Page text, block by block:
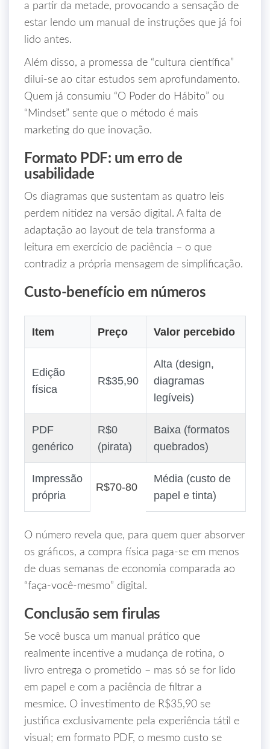
a partir da metade, provocando a sensação de
estar lendo um manual de instruções que já foi
lido antes.
Além disso, a promessa de “cultura científica”
dilui‑se ao citar estudos sem aprofundamento.
Quem já consumiu “O Poder do Hábito” ou
“Mindset” sente que o método é mais
marketing do que inovação.
Formato PDF: um erro de
usabilidade
Os diagramas que sustentam as quatro leis
perdem nitidez na versão digital. A falta de
adaptação ao layout de tela transforma a
leitura em exercício de paciência – o que
contradiz a própria mensagem de simplificação.
Custo‑benefício em números
Item Preço Valor percebido
Edição
física
R$35,90
Alta (design,
diagramas
legíveis)
PDF
genérico
R$0
(pirata)
Baixa (formatos
quebrados)
Impressão
própria
R$70‑80
Média (custo de
papel e tinta)
O número revela que, para quem quer absorver
os gráficos, a compra física paga-se em menos
de duas semanas de economia comparada ao
“faça‑você‑mesmo” digital.
Conclusão sem firulas
Se você busca um manual prático que
realmente incentive a mudança de rotina, o
livro entrega o prometido – mas só se for lido
em papel e com a paciência de filtrar a
mesmice. O investimento de R$35,90 se
justifica exclusivamente pela experiência tátil e
visual; em formato PDF, o mesmo custo se